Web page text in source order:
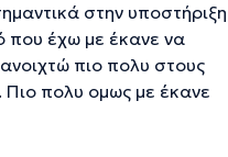
στην υποστήριξη
που έχω με έκανε να
πιο πολυ στους
Πιο πολυ ομως με έκανε